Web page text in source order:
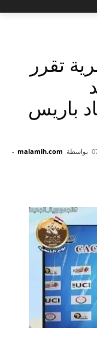
تقرر
باريس
بواسطة malamih.com
-